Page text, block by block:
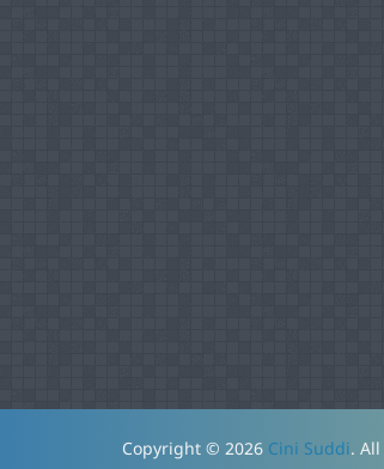
Copyright © 2026 Cini Suddi.